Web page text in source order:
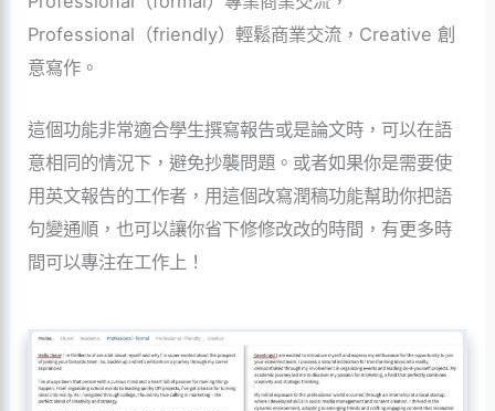
Professional（friendly）輕鬆商業交流，Creative 創
意寫作。
這個功能非常適合學生撰寫報告或是論文時，可以在語
意相同的情況下，避免抄襲問題。或者如果你是需要使
用英文報告的工作者，用這個改寫潤稿功能幫助你把語
句變通順，也可以讓你省下修修改改的時間，有更多時
間可以專注在工作上！